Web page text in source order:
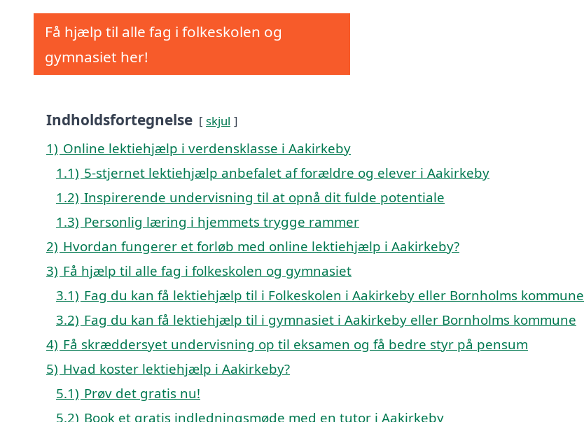
Få hjælp til alle fag i folkeskolen og
gymnasiet her!
Indholdsfortegnelse skjul
1) Online lektiehjælp i verdensklasse i Aakirkeby
1.1) 5-stjernet lektiehjælp anbefalet af forældre og elever i Aakirkeby
1.2) Inspirerende undervisning til at opnå dit fulde potentiale
1.3) Personlig læring i hjemmets trygge rammer
2) Hvordan fungerer et forløb med online lektiehjælp i Aakirkeby?
3) Få hjælp til alle fag i folkeskolen og gymnasiet
3.1) Fag du kan få lektiehjælp til i Folkeskolen i Aakirkeby eller Bornholms kommune
3.2) Fag du kan få lektiehjælp til i gymnasiet i Aakirkeby eller Bornholms kommune
4) Få skræddersyet undervisning op til eksamen og få bedre styr på pensum
5) Hvad koster lektiehjælp i Aakirkeby?
5.1) Prøv det gratis nu!
5.2) Book et gratis indledningsmøde med en tutor i Aakirkeby